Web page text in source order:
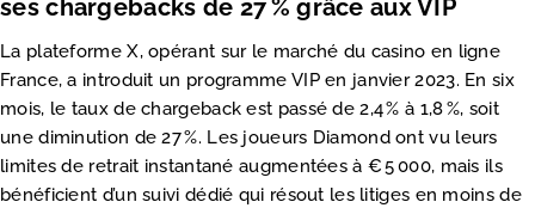
ses chargebacks de 27 % grâce aux VIP
La plateforme X, opérant sur le marché du casino en ligne
France, a introduit un programme VIP en janvier 2023. En six
mois, le taux de chargeback est passé de 2,4 % à 1,8 %, soit
une diminution de 27 %. Les joueurs Diamond ont vu leurs
limites de retrait instantané augmentées à € 5 000, mais ils
bénéficient d’un suivi dédié qui résout les litiges en moins de